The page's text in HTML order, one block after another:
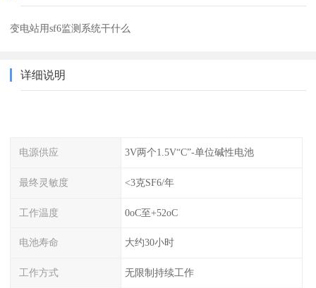
变电站用sf6监测系统干什么
详细说明
电源供应 3V两个1.5V“C”-单位碱性电池
最终灵敏度 <3克SF6/年
工作温度 0oC至+52oC
电池寿命 大约30小时
工作方式 无限制持续工作